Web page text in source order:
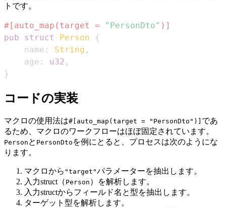
トです。
#[auto_map(target = "PersonDto" )]
pub
struct Person
{
    name
: String ,
    age
: u32 ,
}
コードの実装
マクロの使用法は#[auto_map(target = "PersonDto")] であ
るため、マクロのワークフローはほぼ固定されています。
Person と PersonDto を例にとると、プロセスは次のようにな
ります。
マクロから "target"パラメーターを抽出します。
入力struct（ Person ）を解析します。
入力structからフィールド名と型を抽出します。
ターゲット型を解析します。